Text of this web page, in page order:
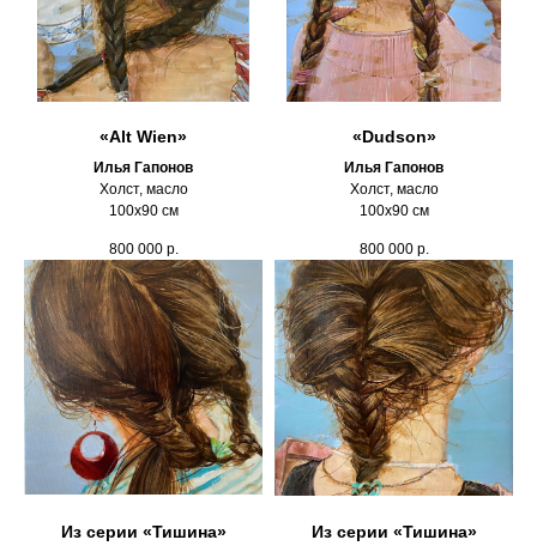
«Alt Wien»
Илья Гапонов
Холст, масло
100х90 см
800 000 р.
«Dudson»
Илья Гапонов
Холст, масло
100х90 см
800 000 р.
Из серии «Тишина» Из серии «Тишина»